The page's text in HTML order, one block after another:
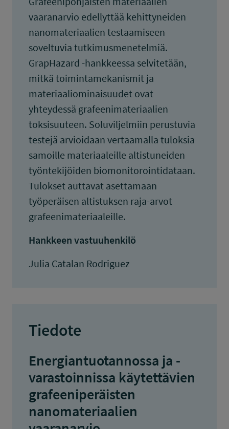
vaaranarvio edellyttää kehittyneiden
nanomateriaalien testaamiseen
soveltuvia tutkimusmenetelmiä.
GrapHazard -hankkeessa selvitetään,
mitkä toimintamekanismit ja
materiaaliominaisuudet ovat
yhteydessä grafeenimateriaalien
toksisuuteen. Soluviljelmiin perustuvia
testejä arvioidaan vertaamalla tuloksia
samoille materiaaleille altistuneiden
työntekijöiden biomonitorointidataan.
Tulokset auttavat asettamaan
työperäisen altistuksen raja-arvot
grafeenimateriaaleille.
Hankkeen vastuuhenkilö
Julia Catalan Rodriguez
Tiedote
Energiantuotannossa ja -
varastoinnissa käytettävien
grafeeniperäisten
nanomateriaalien